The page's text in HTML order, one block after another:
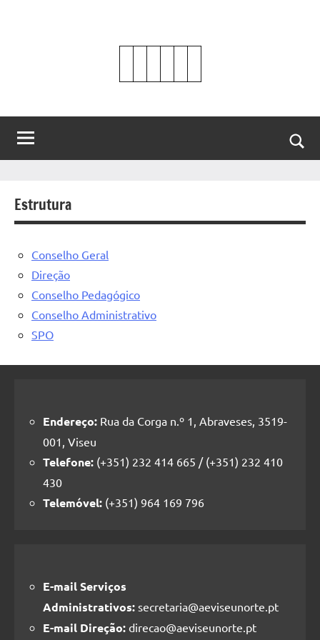
Estrutura
Conselho Geral
Direção
Conselho Pedagógico
Conselho Administrativo
SPO
Endereço: Rua da Corga n.º 1, Abraveses, 3519-
001, Viseu
Telefone: (+351) 232 414 665 / (+351) 232 410
430
Telemóvel: (+351) 964 169 796
E-mail Serviços
Administrativos: secretaria@aeviseunorte.pt
E-mail Direção: direcao@aeviseunorte.pt